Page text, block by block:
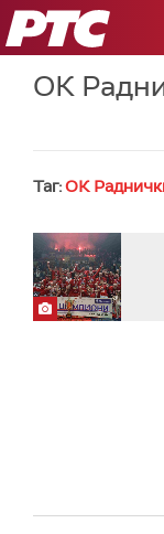
РТС
ОК
Таг:ОК